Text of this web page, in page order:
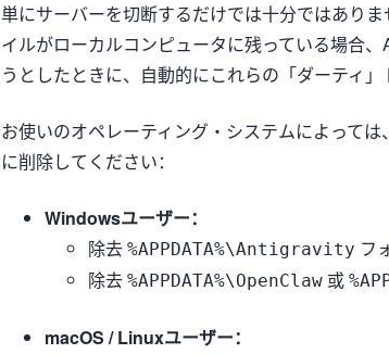
単にサーバーを切断するだけでは十分ではあり
イルがローカルコンピュータに残っている場合
うとしたときに、自動的にこれらの「ダーティ」
お使いのオペレーティング・システムによって
に削除してください：
Windowsユーザー：
除去 %APPDATA%\Antigravity フ
除去 %APPDATA%\OpenClaw 或
macOS / Linuxユーザー：